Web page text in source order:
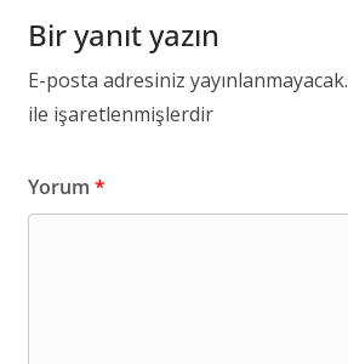
Bir yanıt yazın
E-posta adresiniz yayınlanmayacak.
ile işaretlenmişlerdir
Yorum *